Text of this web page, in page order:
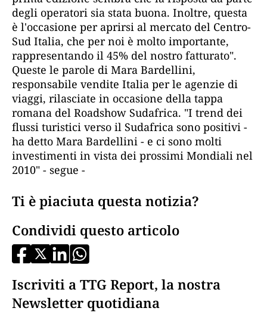
degli operatori sia stata buona. Inoltre, questa
è l'occasione per aprirsi al mercato del Centro-
Sud Italia, che per noi è molto importante,
rappresentando il 45% del nostro fatturato".
Queste le parole di Mara Bardellini,
responsabile vendite Italia per le agenzie di
viaggi, rilasciate in occasione della tappa
romana del Roadshow Sudafrica. "I trend dei
flussi turistici verso il Sudafrica sono positivi -
ha detto Mara Bardellini - e ci sono molti
investimenti in vista dei prossimi Mondiali nel
2010" - segue -
Ti è piaciuta questa notizia?
Condividi questo articolo
Iscriviti a TTG Report, la nostra
Newsletter quotidiana